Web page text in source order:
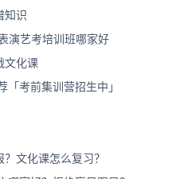
知识
演艺考培训班哪家好
文化课
考前集训营招生中」
文化课怎么复习？